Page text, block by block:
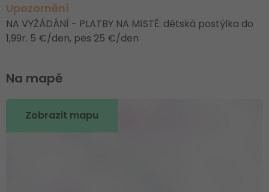
Upozornění
NA VYŽÁDÁNÍ - PLATBY NA MíSTĚ: dětská postýlka do
1,99r. 5 €/den, pes 25 €/den
Na mapě
Zobrazit mapu